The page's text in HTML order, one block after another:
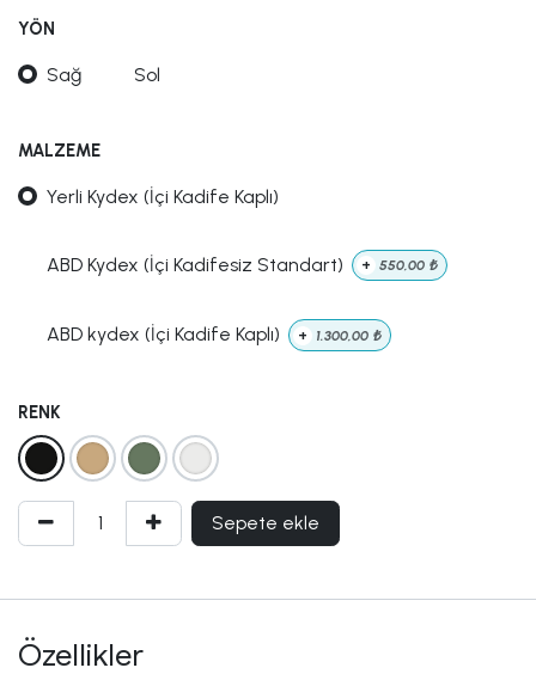
YÖN
Sağ Sol
MALZEME
Yerli Kydex (İçi Kadife Kaplı)
ABD Kydex (İçi Kadifesiz Standart) + 550,00 ₺
ABD kydex (İçi Kadife Kaplı) + 1.300,00 ₺
RENK
Sepete ekle
Özellikler